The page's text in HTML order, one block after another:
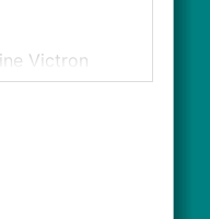
Victron